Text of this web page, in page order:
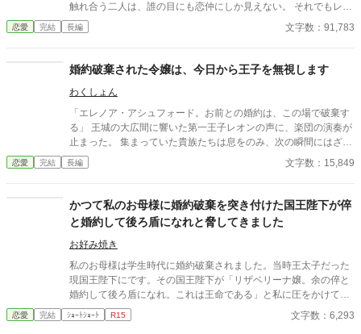
触れ合う二人は、誰の目にも恋仲にしか見えない。 それでもレオ
ンは「国を守るために必要なことだ」と妻の痛みに気づかず、セ
レナも王妃の席へ座り、妻のように振る舞い続ける。ついに礼拝
に呆れましたわ」そして結婚指輪をレオンへ投げつけ、「私は、
あなたの妻をやめます」と宣言する。だが王妃が去った直後、妻
になったつもりで振る舞う聖女へ、王宮中の視線は冷たく変わっ
ていき。
恋愛 完結 長編 文字数：91,783
婚約破棄された令嬢は、今日から王子を無視します
わくしょん
「エレノア・アシュフォード。お前との婚約は、この場で破棄す
る」 王城の大広間に響いた第一王子レオンの声に、楽団の演奏が
止まった。 集まっていた貴族たちは息をのみ、次の瞬間にはざわ
めきが広がる。 エレノアはゆっくりと顔を上げた。 目の前では、
王子が腰に手を回した美しい令嬢――侯爵令嬢セシリアが勝ち誇
恋愛 完結 長編 文字数：15,849
かつて私のお母様に婚約破棄を突き付けた国王陛下が倅
と婚約して後ろ盾になれと脅してきました
お好み焼き
私のお母様は学生時代に婚約破棄されました。当時王太子だった
現国王陛下にです。その国王陛下が「リザベリーナ嬢。余の倅と
婚約して後ろ盾になれ。これは王命である」と私に圧をかけてき
ました。
恋愛 完結 ｼｮｰﾄｼｮｰﾄ R15 文字数：6,293